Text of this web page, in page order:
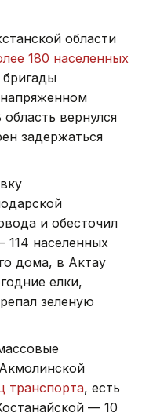
области
180 населенных
напряженном
вернулся
задержаться
и обесточил
114 населенных
дома, в Актау
елки,
зеленую
транспорта, есть
— 10